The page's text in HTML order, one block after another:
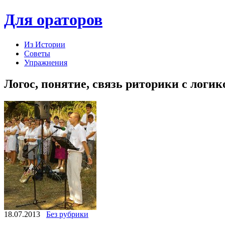
Для ораторов
Из Истории
Советы
Упражнения
Логос, понятие, связь риторики с
18.07.2013 Без рубрики